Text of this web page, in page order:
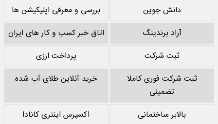
دانش جوین
بررسی و معرفی اپلیکیشن ها
آراد برندینگ
اتاق خبر کسب و کار های ایران
ثبت شرکت
پرداخت ارزی
ثبت شرکت فوری کاملا
تضمینی
خرید آنلاین طلای آب شده
بالابر ساختمانی
اکسپرس اینتری کانادا